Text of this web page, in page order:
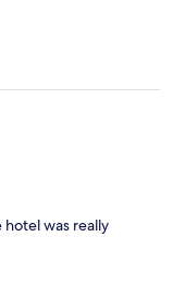
was really